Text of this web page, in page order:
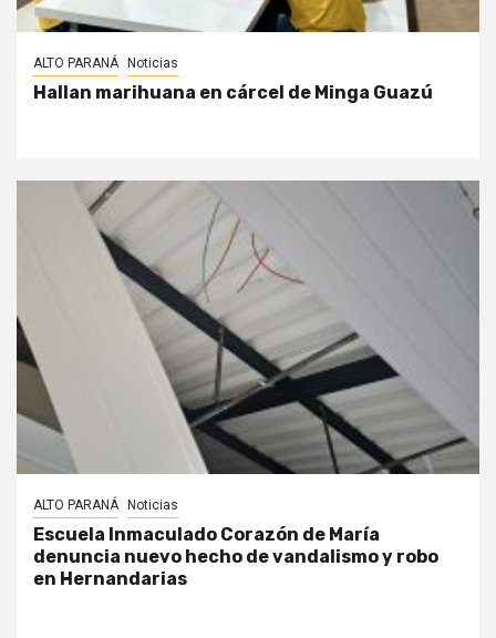
ALTO PARANÁ Noticias
Hallan marihuana en cárcel de Minga Guazú
ALTO PARANÁ Noticias
Escuela Inmaculado Corazón de María
denuncia nuevo hecho de vandalismo y robo
en Hernandarias